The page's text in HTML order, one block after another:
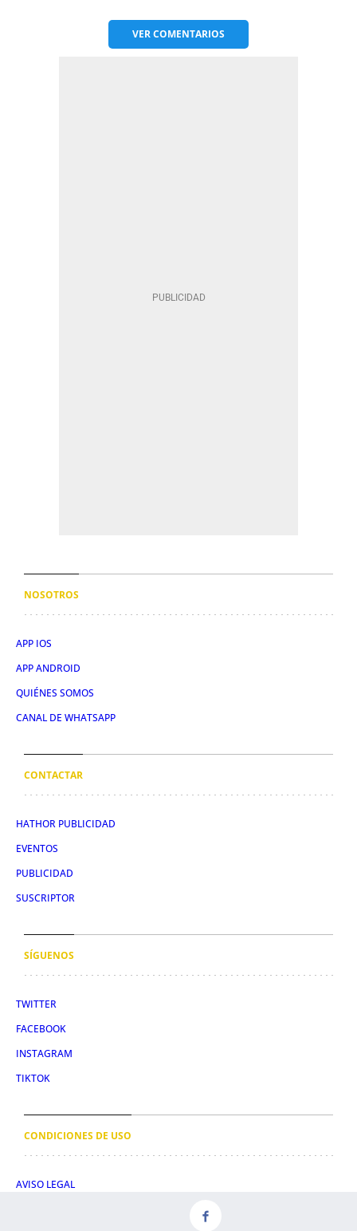
VERCOMENTARIOS
NOSOTROS
APP IOS
APP ANDROID
QUIÉNES SOMOS
CANAL DE WHATSAPP
CONTACTAR
HATHOR PUBLICIDAD
EVENTOS
PUBLICIDAD
SUSCRIPTOR
SÍGUENOS
TWITTER
FACEBOOK
INSTAGRAM
TIKTOK
CONDICIONES DE USO
AVISO LEGAL